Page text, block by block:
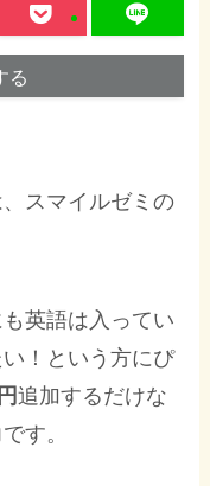
る
スマイルゼミの
英語は入ってい
！という方にぴ
追加するだけな
す。